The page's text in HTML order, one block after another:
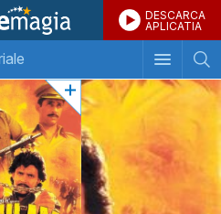
DESCARCA
APLICATIA